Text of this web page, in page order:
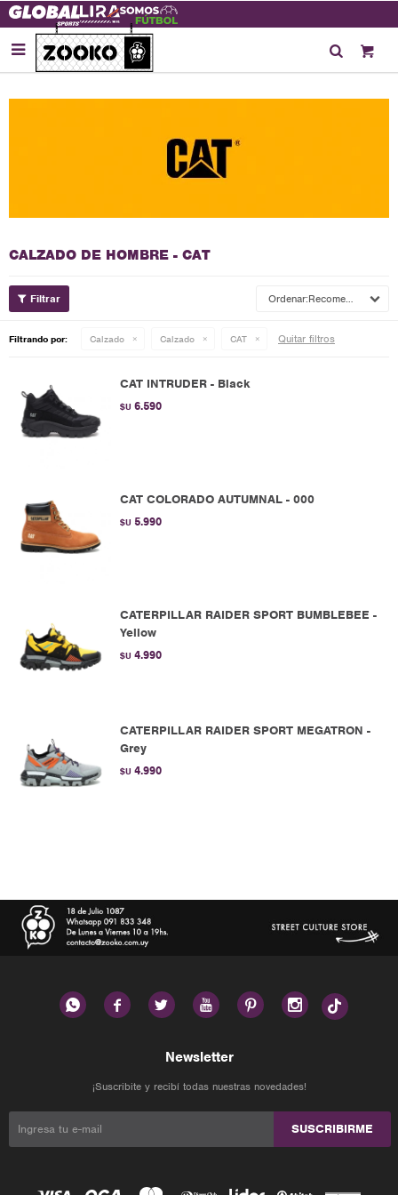

CALZADO DE HOMBRE - CAT
Recomendados
Filtrando por: Calzado Calzado CAT Quitar filtros
CAT INTRUDER - Black
$U 6.590
CAT COLORADO AUTUMNAL - 000
$U 5.990
CATERPILLAR RAIDER SPORT BUMBLEBEE -
Yellow
$U 4.990
CATERPILLAR RAIDER SPORT MEGATRON -
Grey
$U 4.990
     
Newsletter
¡Suscribite y recibí todas nuestras novedades!
SUSCRIBIRME